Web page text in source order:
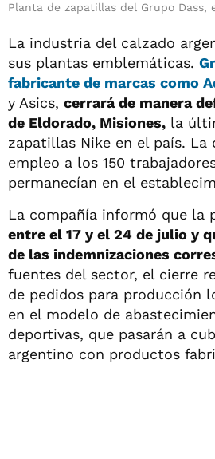
Planta de zapatillas del Grupo Dass,
La industria del calzado
sus plantas emblemáticas.
fabricante de marcas como
y Asics, cerrará de manera
de Eldorado, Misiones, la
zapatillas Nike en el país. La
empleo a los 150
permanecían en el
La compañía informó que la
entre el 17 y el 24 de julio y
de las indemnizaciones
fuentes del sector, el cierre
de pedidos para producción
en el modelo de
deportivas, que pasarán a
argentino con productos